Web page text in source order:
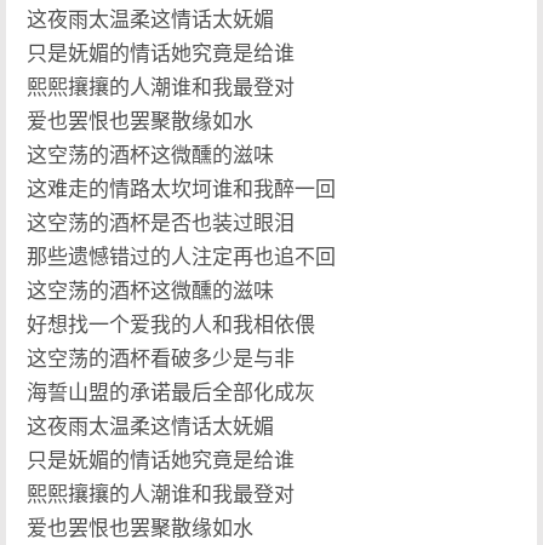
这夜雨太温柔这情话太妩媚
只是妩媚的情话她究竟是给谁
熙熙攘攘的人潮谁和我最登对
爱也罢恨也罢聚散缘如水
这空荡的酒杯这微醺的滋味
这难走的情路太坎坷谁和我醉一回
这空荡的酒杯是否也装过眼泪
那些遗憾错过的人注定再也追不回
这空荡的酒杯这微醺的滋味
好想找一个爱我的人和我相依偎
这空荡的酒杯看破多少是与非
海誓山盟的承诺最后全部化成灰
这夜雨太温柔这情话太妩媚
只是妩媚的情话她究竟是给谁
熙熙攘攘的人潮谁和我最登对
爱也罢恨也罢聚散缘如水